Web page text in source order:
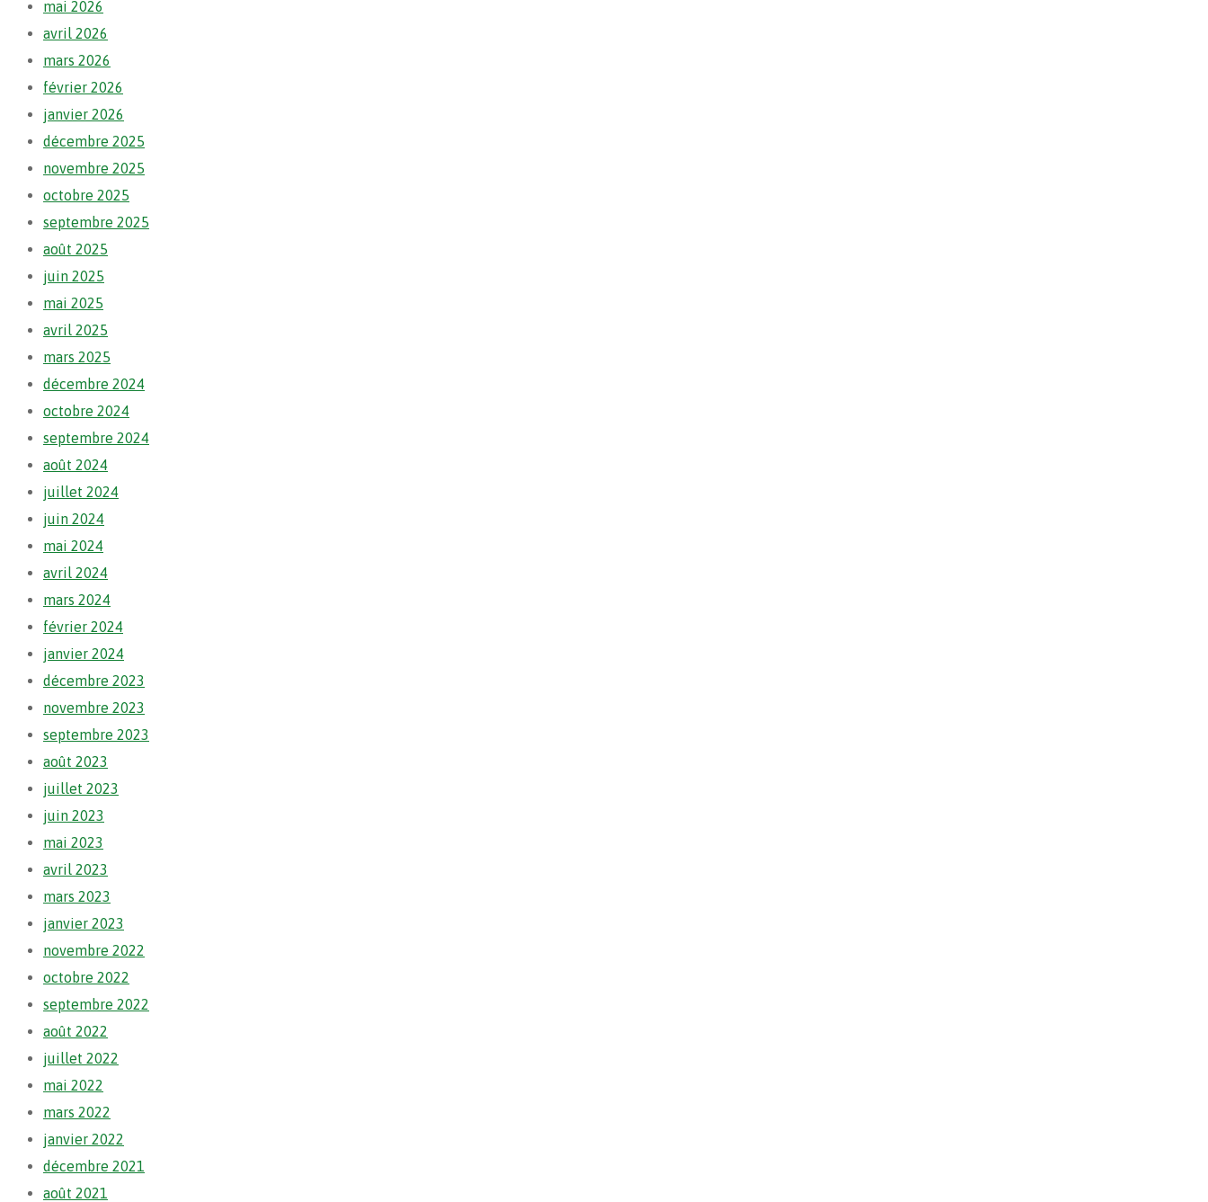
mai 2026
avril 2026
mars 2026
février 2026
janvier 2026
décembre 2025
novembre 2025
octobre 2025
septembre 2025
août 2025
juin 2025
mai 2025
avril 2025
mars 2025
décembre 2024
octobre 2024
septembre 2024
août 2024
juillet 2024
juin 2024
mai 2024
avril 2024
mars 2024
février 2024
janvier 2024
décembre 2023
novembre 2023
septembre 2023
août 2023
juillet 2023
juin 2023
mai 2023
avril 2023
mars 2023
janvier 2023
novembre 2022
octobre 2022
septembre 2022
août 2022
juillet 2022
mai 2022
mars 2022
janvier 2022
décembre 2021
août 2021